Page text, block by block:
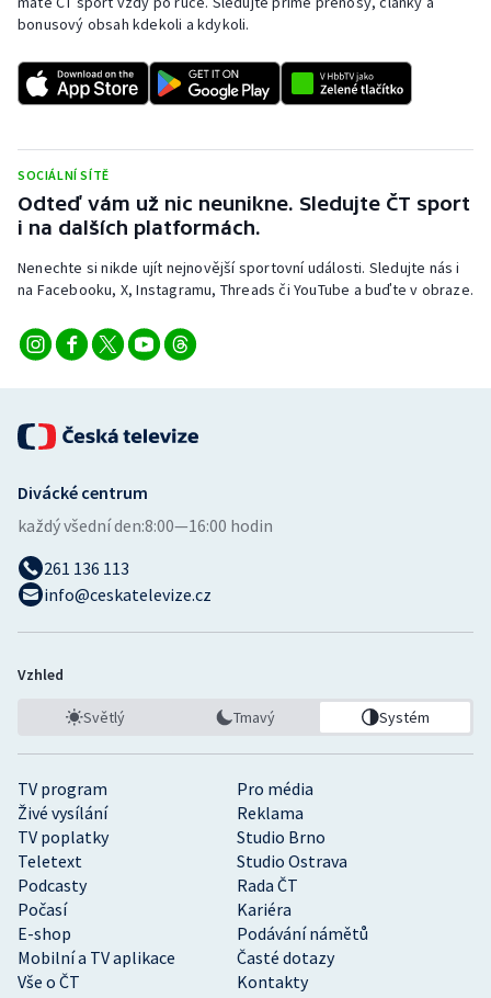
bonusový obsah kdekoli a kdykoli.
SOCIÁLNÍ SÍTĚ
Odteď vám už nic neunikne. Sledujte ČT sport
i na dalších platformách.
Nenechte si nikde ujít nejnovější sportovní události. Sledujte nás i
na Facebooku, X, Instagramu, Threads či YouTube a buďte v obraze.
TV program
Pro média
Živé vysílání
Reklama
TV poplatky
Studio Brno
Teletext
Studio Ostrava
Podcasty
Rada ČT
Počasí
Kariéra
E-shop
Podávání námětů
Mobilní a TV aplikace
Časté dotazy
Vše o ČT
Kontakty
Divácké centrum
každý všední den:8:00—16:00 hodin
261 136 113
info@ceskatelevize.cz
Vzhled
Světlý Tmavý Systém